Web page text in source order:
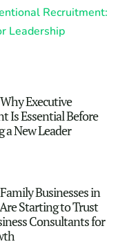
Recruitment:
Leadership
Executive
Is Essential Before
New Leader
Businesses in
Starting to Trust
Consultants for